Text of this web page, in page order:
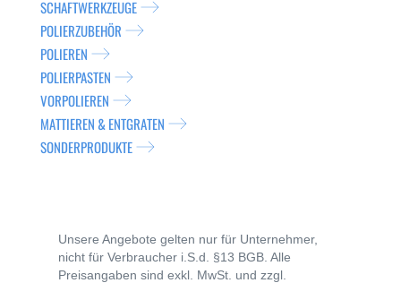
SCHAFTWERKZEUGE
POLIERZUBEHÖR
POLIEREN
POLIERPASTEN
VORPOLIEREN
MATTIEREN & ENTGRATEN
SONDERPRODUKTE
Unsere Angebote gelten nur für Unternehmer,
nicht für Verbraucher i.S.d. §13 BGB. Alle
Preisangaben sind exkl. MwSt. und zzgl.